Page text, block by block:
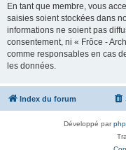
En tant que membre, vous
saisies soient stockées dans
informations ne soient pas
consentement, ni « Frôce -
comme responsables en cas
les données.
Index du forum
Développé par